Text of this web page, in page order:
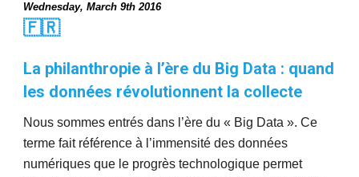
Wednesday, March 9th 2016
🇫🇷
La philanthropie à l’ère du Big Data : quand
les données révolutionnent la collecte
Nous sommes entrés dans l’ère du « Big Data ». Ce
terme fait référence à l’immensité des données
numériques que le progrès technologique permet